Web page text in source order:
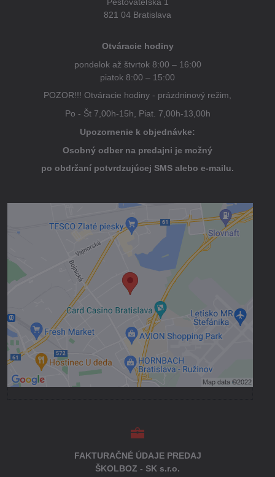
821 04 Bratislava
Otváracie hodiny
pondelok až štvrtok 8:00 – 16:00
piatok 8:00 – 15:00
POZOR!!! Otváracie hodiny - prázdninový režim,
Po - Št 7,00h-15h, Piat. 7,00h-13,00h
Upozornenie k objednávke:
Osobný odber na predajni je možný
po obdržaní potvrdzujúcej SMS alebo e-mailu.
Externý obsah je blokovaný Voľbami
súkromia
Prajete si načítať externý obsah?
Povoliť tentokrát
Povoliť a zapamätať - súhlas s druhom
cookie: Funkčné
Otvoriť obsah v novom okne
FAKTURAČNÉ ÚDAJE PREDAJ
ŠKOLBOZ - SK s.r.o.